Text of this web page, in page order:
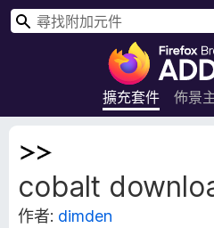
F
r
e
x
瀏
擴充套件 佈景
搜
cobalt
作者: dimden
擴
充
套
件
後